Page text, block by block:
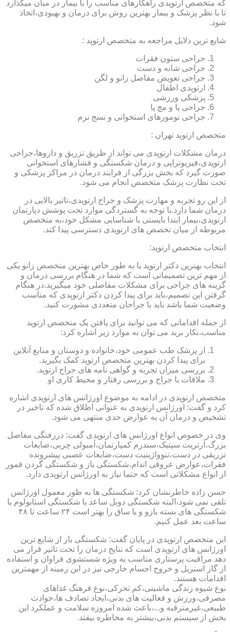
که متخصص ارتوپدی راهکارهای مناسب را با بیمار در میان میگذارد
تا با نظر پزشک و بیمار بهترین روش برای درمان و بهبودی،اتخاذ
شود.
شایع ترین دلایل مراجعه به متخصص ارتوپد :
جراحی ستون فقرات
جراحی شانه و دست
جراحی تعویض مفاصل زانو و لگن
ارتوپدی اطفال
پزشکی ورزشی
جراحی پا و مچ پا
جراحی تومورهای استخوانی و نسج نرم
متخصص ارتوپد تهران :
درمان مشکلات ارتوپدی می تواند از طریق تزریق و داروها،جراحی
ارتوپدی،فیزیوتراپی و درمان شکستگی و فشارهای استخوانی
صورت گیرد که بخش بزرگی از فرایند درمان در مراکز پزشکی و
تحت نظارت پزشک متخصص انجام می شود.
از این رو تجربه و مهارت پزشک و جراح ارتوپدی،تاثیر بالایی در
درمان شما دارد.با توجه به گستردگی موارد تحت پوشش دپارتمان
ارتوپدی،بیمار ابتدا بایستی با شناسایی مشکل خود،به متخصص
مربوطه از میان تخصص های ارتوپدی دسترسی پیدا کند.
انتخاب متخصص ارتوپد:
انتخاب بهترین دکتر ارتوپد یا به طور خاص بهترین متخصص زانو یکی
از مهم ترین تصمیماتی است که شما در هنگام بررسی درمان و
گزینه های جراحی برای مشکلات مفاصلی خود میگیرید.در هنگام
گرفتن این تصمیم،باید برای پیدا کردن دکتر ارتوپدی که مناسب
وضعیت شما باشد باید با جراحان متعددی مشورت کنید.
از جمله اقداماتی که می توانید برای یافتن یک متخصص ارتوپد
مناسب،بکار برید می توان به موارد زیر اشاره کرد:
از پزشک طب عمومی خود،خانواده و دوستان و منابع آنلاین
برای پیدا کردن بهترین متخصص ارتوپد کمک بگیرید.
بررسی میزان تجربه و گواهی نامه های جراح ارتوپد.
ملاقات با جراح و بررسی رفتار و محیط کاری او
متخصص ارتوپدی در ادامه به موضوع اورژانس های ارتوپدی اشاره
کرد و گفت: اورژانس ارتوپدی به عنوانی اطلاق شده که تاخیر در
تشخیص و درمان آن به عوارض جدی منتهی می شود.
وی در خصوص انواع اورژانس های ارتوپدی گفت: دررفتگی مفاصل
بزرگ،آرتریت سپتیک،سندرم کمپارتمان،آمبولی چربی،ضایعات
تزریقی در دست،تنوواژینیت دست،ضایعات عصبی پیشرونده
فقرات،عوارض عروقی اندام،شکستگی باز و شکستگی گردن فمور
از انواع مشکلاتی است که حتما نیاز به اورژانس ارتوپدی دارد.
حسن زاده خاطرنشان کرد: شکستگی ها به طور معمول اورژانس
تلقی نمی شود،البته شکستگی دوبل ساعد یا شکستگی استابولوم یا
شکستگی های بسته بازو و یا ساق را بهتر است ۲۴ ساعت تا ۴۸
ساعت بعد عمل کنیم.
این متخصص ارتوپدی در پایان گفت: شکستگی باز از شایع ترین
اورژانس های ارتوپدی است که نتایج درمان را تحت تاثیر قرار می
دهد مراقبت پرستاری مناسب به ویژه شستشوی فراوان و استفاده
از گاز استریل و خروج اجسام خارجی نیز در این زمینه از مهمترین
اقدامات هستند.
نوع شیوه زندگی ماشینی،کم تحرکی،نوع فرهنگ غذاهای
مصرفی،ورزش و فعالیت های بدنی،ایجاد تصادف ها،حوادث
طبیعی،غیرمترقبه و...،باعث شده امروزه سلامت و عملکرد این
بخش از سیستم بدنی،بیشتر به مخاطره بیفتد.